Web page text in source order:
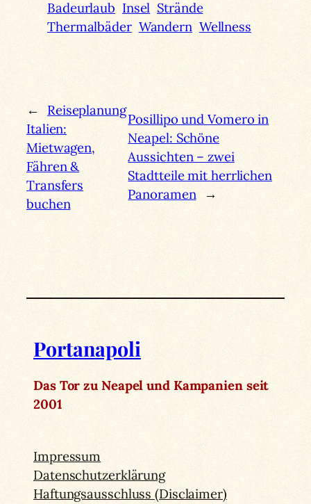
Badeurlaub Insel Strände
Thermalbäder Wandern Wellness
←
Reiseplanung
Italien:
Mietwagen,
Fähren &
Transfers
buchen
Posillipo und Vomero in
Neapel: Schöne
Aussichten – zwei
Stadtteile mit herrlichen
Panoramen
→
Portanapoli
Das Tor zu Neapel und Kampanien seit
2001
Impressum
Datenschutzerklärung
Haftungsausschluss (Disclaimer)